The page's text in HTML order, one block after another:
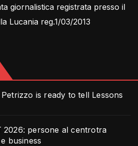
giornalistica registrata presso il
Lucania reg.1/03/2013
is ready to tell Lessons
2026: persone al centrotra
business